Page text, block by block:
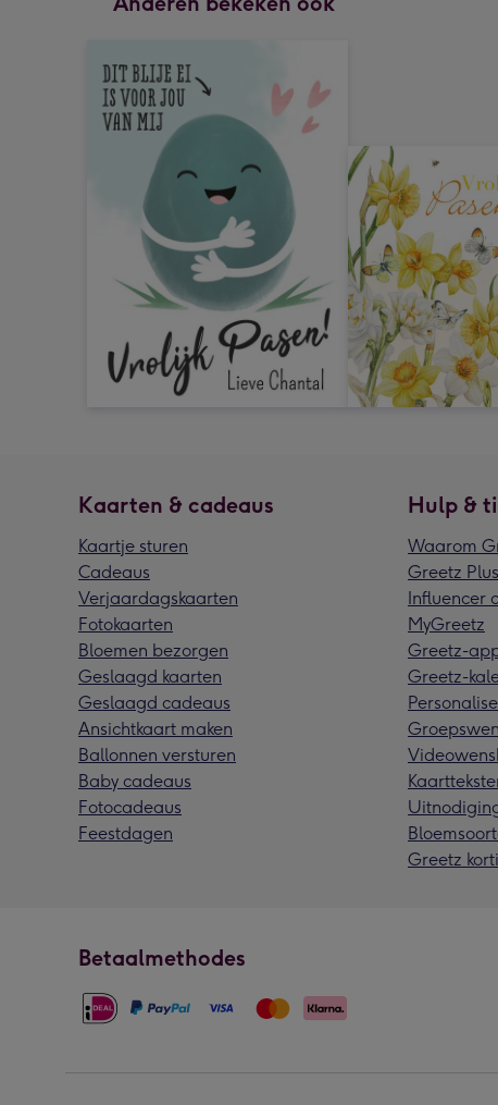
Kaarten & cadeaus
Kaartje sturen
Cadeaus
Verjaardagskaarten
Fotokaarten
Bloemen bezorgen
Geslaagd kaarten
Geslaagd cadeaus
Ansichtkaart maken
Ballonnen versturen
Baby cadeaus
Fotocadeaus
Feestdagen
Hulp &
Waarom
Greetz Plus
Influencer
MyGreetz
Greetz-
Greetz-
Greetz
Betaalmethodes